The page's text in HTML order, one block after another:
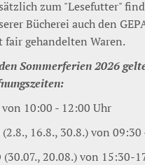
zum "Lesefutter"
Bücherei auch den
fair gehandelten Waren.
Sommerferien 2026
10:00 - 12:00 Uhr
(2.8., 16.8., 30.8.) von
(30.07., 20.08.) von 15:30-